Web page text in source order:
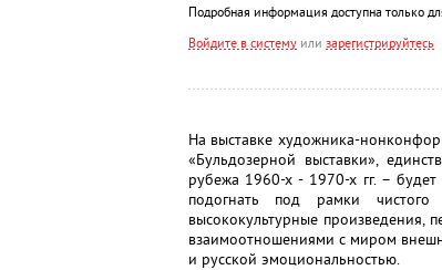
Подробная информация доступна только
Войдите в системуили зарегистрируйтесь
На выставке художника-
«Бульдозерной выставки»,
рубежа 1960-х - 1970-х гг. –
подогнать под рамки
высококультурные произведения,
взаимоотношениями с миром
и русской эмоциональностью.